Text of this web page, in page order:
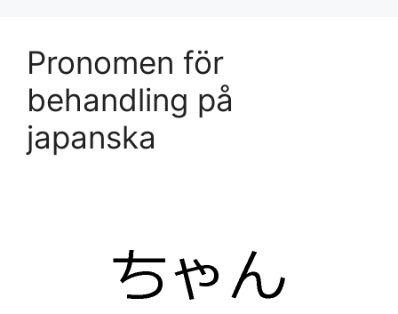
Pronomen för
behandling på
japanska